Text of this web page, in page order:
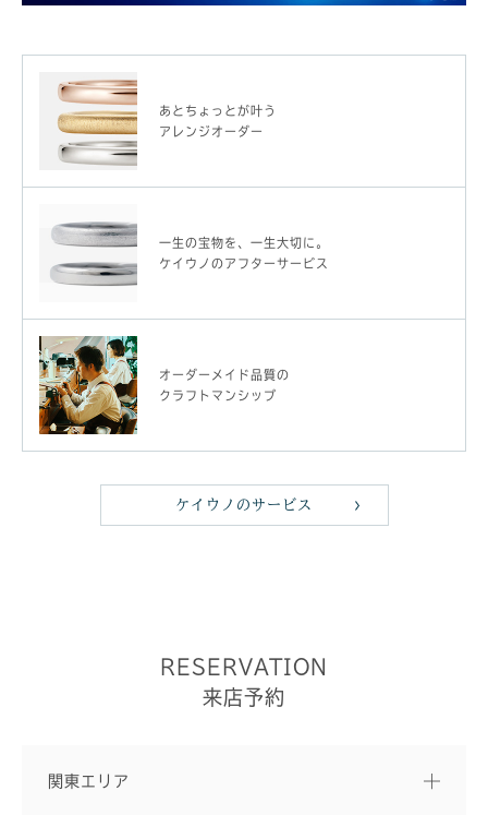
あとちょっとが叶う
アレンジオーダー
一生の宝物を、一生大切に。
ケイウノのアフターサービス
オーダーメイド品質の
クラフトマンシップ
ケイウノのサービス
RESERVATION
来店予約
関東エリア